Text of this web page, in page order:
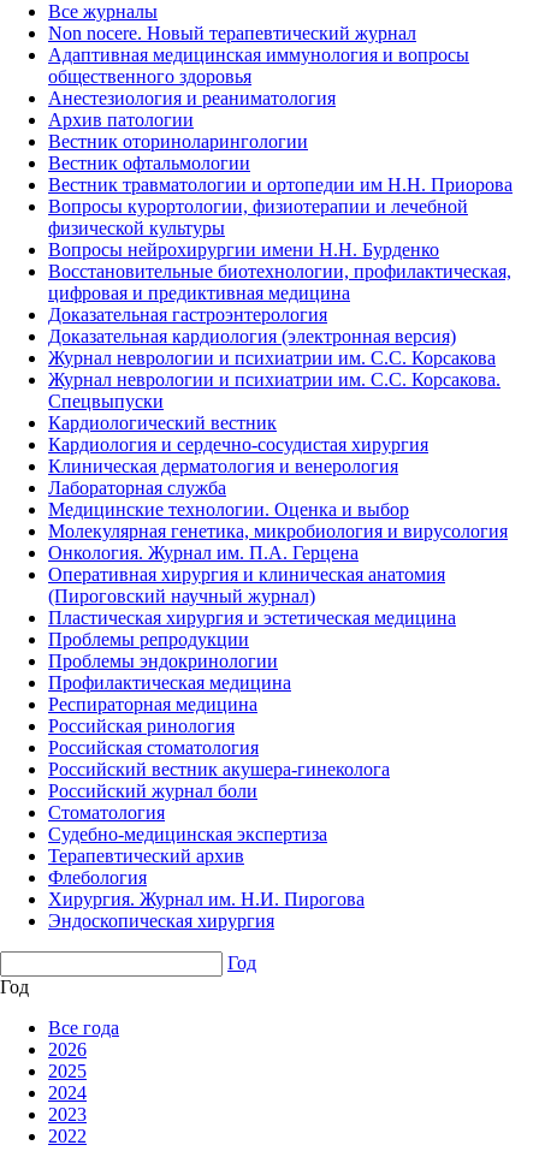
Все журналы
Non nocere. Новый терапевтический журнал
Адаптивная медицинская иммунология и вопросы
общественного здоровья
Анестезиология и реаниматология
Архив патологии
Вестник оториноларингологии
Вестник офтальмологии
Вестник травматологии и ортопедии им Н.Н. Приорова
Вопросы курортологии, физиотерапии и лечебной
физической культуры
Вопросы нейрохирургии имени Н.Н. Бурденко
Восстановительные биотехнологии, профилактическая,
цифровая и предиктивная медицина
Доказательная гастроэнтерология
Доказательная кардиология (электронная версия)
Журнал неврологии и психиатрии им. С.С. Корсакова
Журнал неврологии и психиатрии им. С.С. Корсакова.
Спецвыпуски
Кардиологический вестник
Кардиология и сердечно-сосудистая хирургия
Клиническая дерматология и венерология
Лабораторная служба
Медицинские технологии. Оценка и выбор
Молекулярная генетика, микробиология и вирусология
Онкология. Журнал им. П.А. Герцена
Оперативная хирургия и клиническая анатомия
(Пироговский научный журнал)
Пластическая хирургия и эстетическая медицина
Проблемы репродукции
Проблемы эндокринологии
Профилактическая медицина
Респираторная медицина
Российская ринология
Российская стоматология
Российский вестник акушера-гинеколога
Российский журнал боли
Стоматология
Судебно-медицинская экспертиза
Терапевтический архив
Флебология
Хирургия. Журнал им. Н.И. Пирогова
Эндоскопическая хирургия
Год
Год
Все года
2026
2025
2024
2023
2022